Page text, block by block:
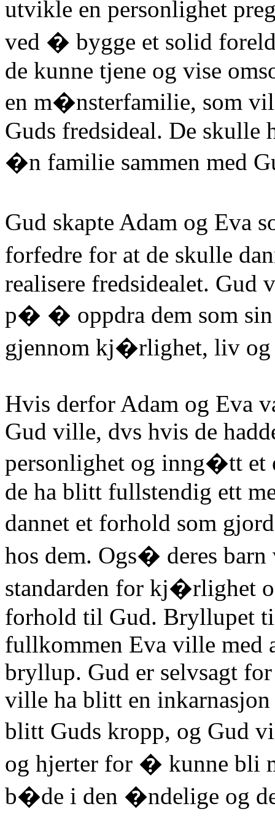
utvikle en personlighet
ved � bygge et solid
de kunne tjene og vise
en m�nsterfamilie, som
Guds fredsideal. De skulle
�n familie sammen med
Gud skapte Adam og Eva
forfedre for at de skulle
realisere fredsidealet. Gud
p� � oppdra dem som
gjennom kj�rlighet, liv og
Hvis derfor Adam og Eva
Gud ville, dvs hvis de
personlighet og inng�tt et
de ha blitt fullstendig ett
dannet et forhold som
hos dem. Ogs� deres
standarden for kj�rlighet
forhold til Gud. Bryllupet
fullkommen Eva ville med
bryllup. Gud er selvsagt
ville ha blitt en
blitt Guds kropp, og Gud
og hjerter for � kunne bli
b�de i den �ndelige og